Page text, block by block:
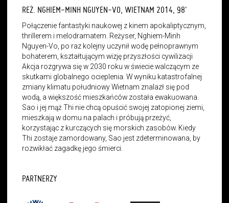
REŻ. NGHIEM-MINH NGUYEN-VO, WIETNAM 2014, 98'
Połączenie fantastyki naukowej z kinem apokaliptycznym,
thrillerem i melodramatem. Reżyser, Nghiem-Minh
Nguyen-Vo, po raz kolejny uczynił wodę pełnoprawnym
bohaterem, kształtującym wizję przyszłości cywilizacji
Akcja rozgrywa się w 2030 roku w świecie walczącym ze
skutkami globalnego ocieplenia. W wyniku katastrofalnej
zmiany klimatu południowy Wietnam znalazł się pod
wodą, a większość mieszkańców została ewakuowana.
Sao i jej mąż Thi nie chcą opuścić swojej zatopionej ziemi,
mieszkają w domu na palach i próbują przeżyć,
korzystając z kurczących się morskich zasobów. Kiedy
Thi zostaje zamordowany, Sao jest zdeterminowana, by
rozwikłać zagadkę jego śmierci.
PARTNERZY